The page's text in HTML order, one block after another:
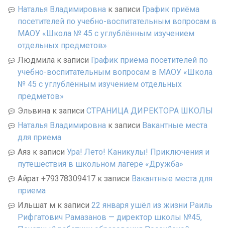
Наталья Владимировна к записи График приёма
посетителей по учебно-воспитательным вопросам в
МАОУ «Школа № 45 с углублённым изучением
отдельных предметов»
Людмила к записи График приёма посетителей по
учебно-воспитательным вопросам в МАОУ «Школа
№ 45 с углублённым изучением отдельных
предметов»
Эльвина к записи СТРАНИЦА ДИРЕКТОРА ШКОЛЫ
Наталья Владимировна к записи Вакантные места
для приема
Аяз к записи Ура! Лето! Каникулы! Приключения и
путешествия в школьном лагере «Дружба»
Айрат +79378309417 к записи Вакантные места для
приема
Ильшат м к записи 22 января ушёл из жизни Раиль
Рифгатович Рамазанов — директор школы №45,